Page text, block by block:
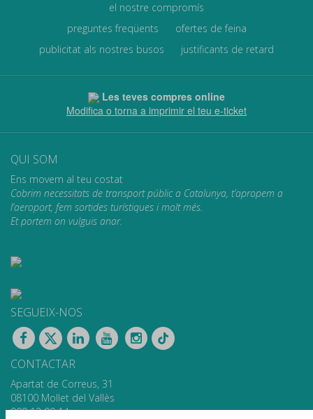
el nostre compromís
preguntes freqüents
ofertes de feina
publicitat als nostres busos
justificants de retard
Les teves compres online
Modifica o torna a imprimir el teu e-ticket
QUI SOM
Ens movem al teu costat
Cobrim necessitats de transport públic a Catalunya, t’apropem a
l’aeroport, fem sortides turístiques i molt més.
Et portem on vulguis anar.
SEGUEIX-NOS
CONTACTAR
Apartat de Correus, 31
08100 Mollet del Vallès
900 13 00 14